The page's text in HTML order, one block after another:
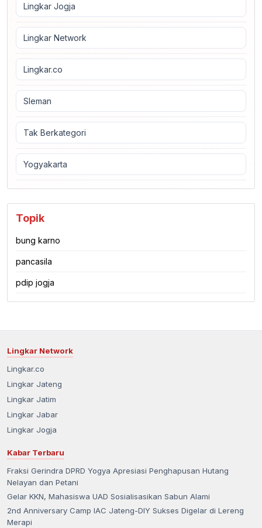
Lingkar Jogja
Lingkar Network
Lingkar.co
Sleman
Tak Berkategori
Yogyakarta
Topik
bung karno
pancasila
pdip jogja
Lingkar Network
Lingkar.co
Lingkar Jateng
Lingkar Jatim
Lingkar Jabar
Lingkar Jogja
Kabar Terbaru
Fraksi Gerindra DPRD Yogya Apresiasi Penghapusan Hutang
Nelayan dan Petani
Gelar KKN, Mahasiswa UAD Sosialisasikan Sabun Alami
2nd Anniversary Camp IAC Jateng-DIY Sukses Digelar di Lereng
Merapi